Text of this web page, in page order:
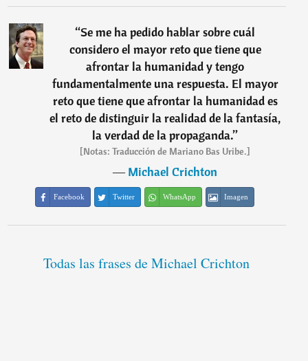
“Se me ha pedido hablar sobre cuál
considero el mayor reto que tiene que
afrontar la humanidad y tengo
fundamentalmente una respuesta. El mayor
reto que tiene que afrontar la humanidad es
el reto de distinguir la realidad de la fantasía,
la verdad de la propaganda.”
[Notas: Traducción de Mariano Bas Uribe.]
―Michael Crichton
Facebook Twitter WhatsApp Imagen
Todas las frases de Michael Crichton